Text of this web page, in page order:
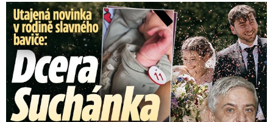
Utajená novinka v rodině baviče: Dcera Suchánka porodila